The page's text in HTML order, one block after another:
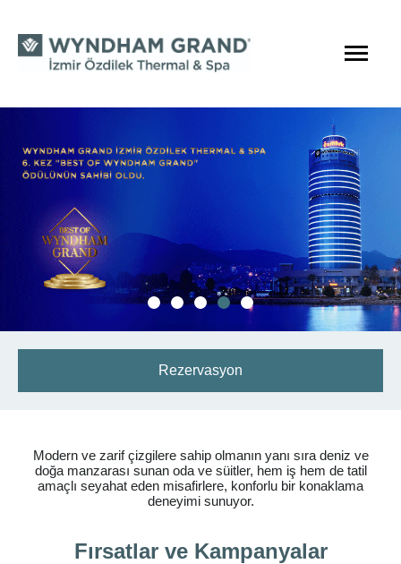
Rezervasyon
Modern ve zarif çizgilere sahip olmanın yanı sıra deniz ve
doğa manzarası sunan oda ve süitler, hem iş hem de tatil
amaçlı seyahat eden misafirlere, konforlu bir konaklama
deneyimi sunuyor.
Fırsatlar ve Kampanyalar